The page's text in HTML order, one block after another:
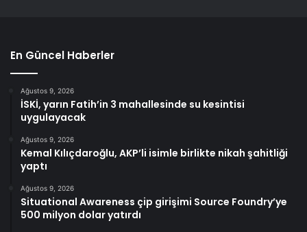
En Güncel Haberler
Ağustos 9, 2026
İSKİ, yarın Fatih’in 3 mahallesinde su kesintisi
uygulayacak
Ağustos 9, 2026
Kemal Kılıçdaroğlu, AKP’li isimle birlikte nikah şahitliği
yaptı
Ağustos 9, 2026
Situational Awareness çip girişimi Source Foundry’ye
500 milyon dolar yatırdı